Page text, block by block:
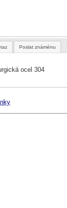
Poslat známénu
ocel 304